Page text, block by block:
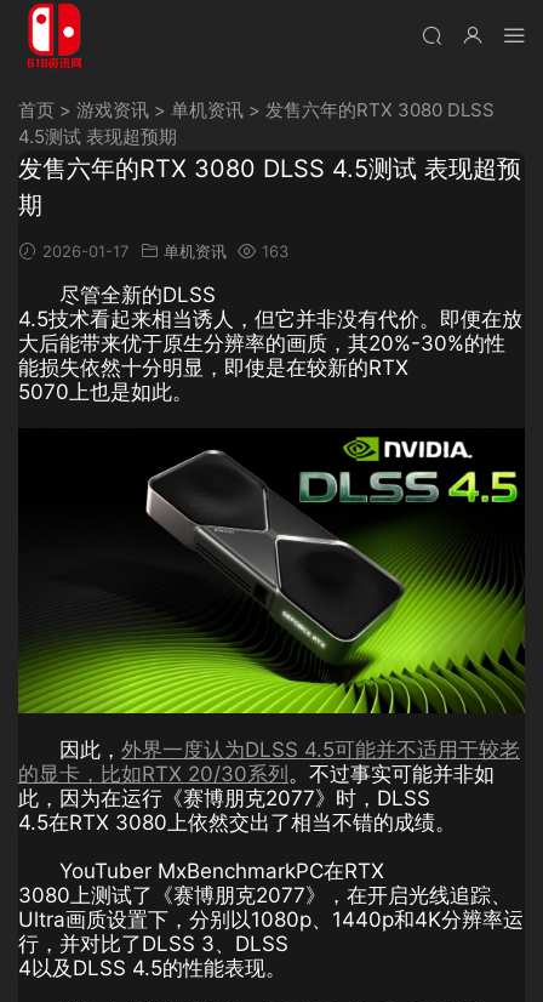
首页 > 游戏资讯 > 单机资讯 > 发售六年的RTX 3080 DLSS
4.5测试 表现超预期
发售六年的RTX 3080 DLSS 4.5测试 表现超预
期
2026-01-17 单机资讯 163
尽管全新的DLSS
4.5技术看起来相当诱人，但它并非没有代价。即便在放
大后能带来优于原生分辨率的画质，其20%-30%的性
能损失依然十分明显，即使是在较新的RTX
5070上也是如此。
因此， 外界一度认为DLSS 4.5可能并不适用于较老
的显卡，比如RTX 20/30系列。不过事实可能并非如
此，因为在运行《赛博朋克2077》时，DLSS
4.5在RTX 3080上依然交出了相当不错的成绩。
YouTuber MxBenchmarkPC在RTX
3080上测试了《赛博朋克2077》，在开启光线追踪、
Ultra画质设置下，分别以1080p、1440p和4K分辨率运
行，并对比了DLSS 3、DLSS
4以及DLSS 4.5的性能表现。